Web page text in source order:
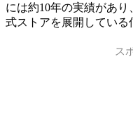
には約10年の実績があ
式ストアを展開している
ス